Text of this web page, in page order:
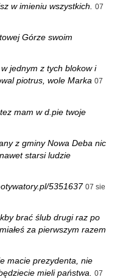
w imieniu wszystkich.
07
Górze swoim
jednym z tych blokow i
piotrus, wole Marka 07
mam w d.pie twoje
z gminy Nowa Deba nic
starsi ludzie
5351637 07 sie
brać ślub drugi raz po
za pierwszym razem
macie prezydenta, nie
mieli państwa.
07